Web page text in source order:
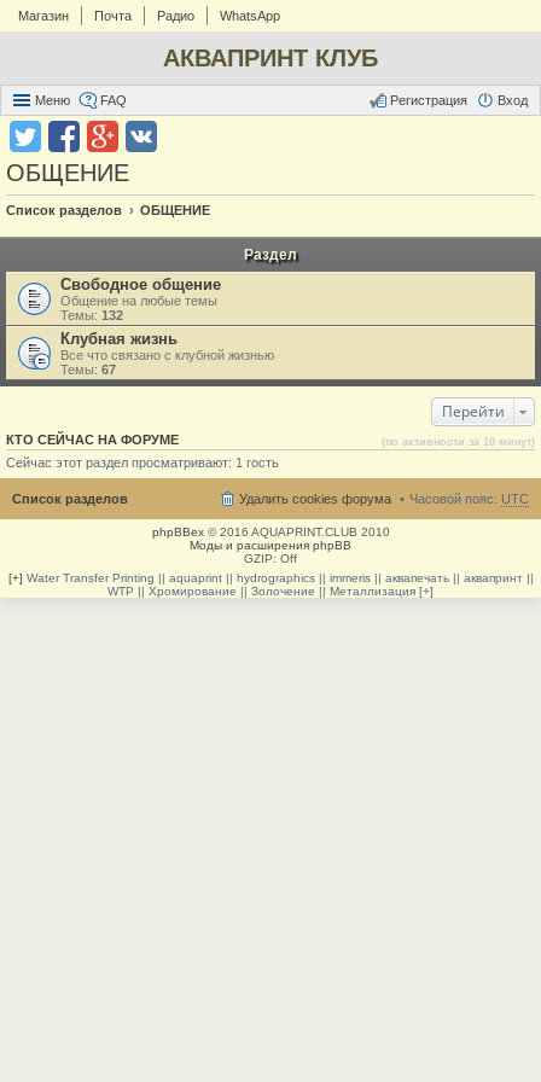
Магазин Почта Радио WhatsApp
АКВАПРИНТ КЛУБ
Меню FAQ Вход
Регистрация
ОБЩЕНИЕ
Список разделов ОБЩЕНИЕ
Раздел
Свободное общение
Общение на любые темы
Темы: 132
Клубная жизнь
Все что связано с клубной жизнью
Темы: 67
Перейти
КТО СЕЙЧАС НА ФОРУМЕ (по активности за 10 минут)
Сейчас этот раздел просматривают: 1 гость
Список разделов Часовой пояс: UTC
Удалить cookies форума
phpBBex© 2016 AQUAPRINT.CLUB 2010
Моды и расширения phpBB
GZIP: Off
[+] Water Transfer Printing || aquaprint || hydrographics || immeris || аквапечать || аквапринт ||
WTP || Хромирование || Золочение || Металлизация [+]